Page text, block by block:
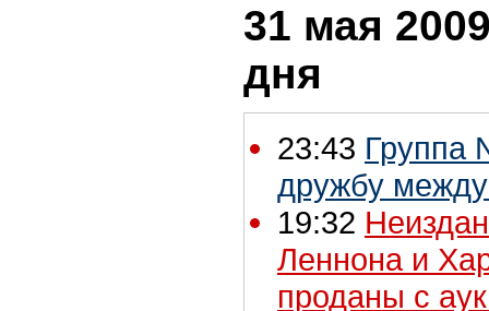
31 мая
дня
23:43 Группа
дружбу
19:32
Леннона и
проданы с